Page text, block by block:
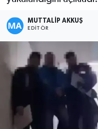
MUTTALİP AKKUŞ
EDITÖR